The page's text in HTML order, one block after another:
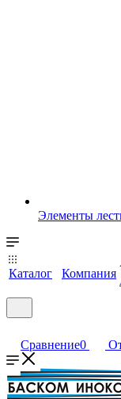
Элементы
Каталог Компания
Сравнение0